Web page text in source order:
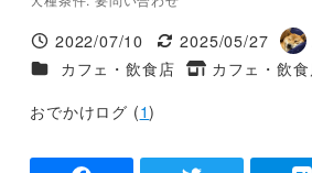
投稿日
2022/07/10
更新日
2025/05/27
著
者
施設ジャンル
カフェ・飲食店
タグ
カフェ・飲
おでかけログ (1)